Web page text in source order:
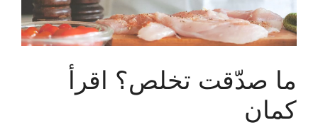
ما صدّقت تخلص؟ اقرأ
كمان